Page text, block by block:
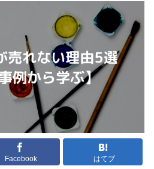
Facebook はてブ